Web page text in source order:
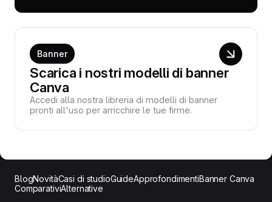
Banner
Scarica i nostri modelli di banner
Canva
Accedi alla nostra libreria di modelli di banner
pronti all'uso per arricchire le tue firme.
BlogNovitàCasi di studioGuideApprofondimentiBanner Canva
ComparativiAlternative